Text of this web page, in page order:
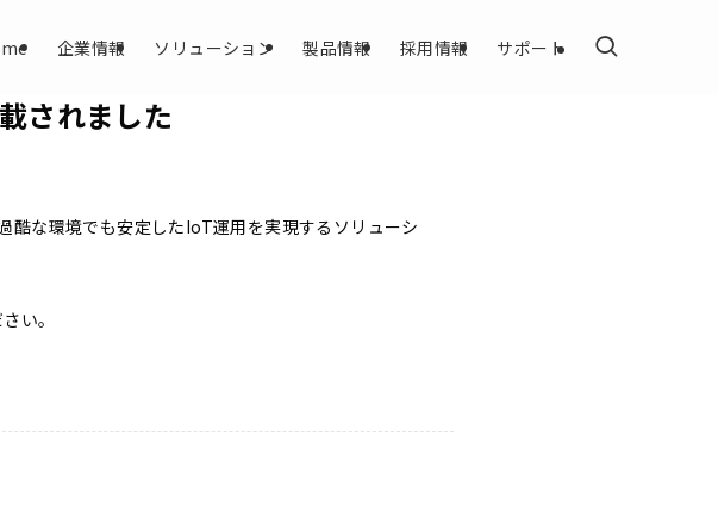
企業情報 ソリューション 製品情報 採用情報 サポート
されました
酷な環境でも安定したIoT運用を実現するソリューシ
い。